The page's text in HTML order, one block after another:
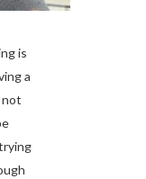
is
a
not